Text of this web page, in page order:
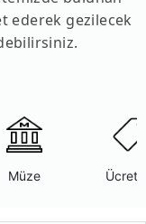
ederek gezilecek
Müze